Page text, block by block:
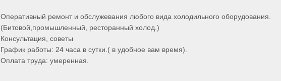
Оперативный ремонт и обслужевания любого вида холодильного оборудования.
(Битовой,промышленный, ресторанный холод.)
Консультация, советы
График работы: 24 часа в сутки.( в удобное вам время).
Оплата труда: умеренная.